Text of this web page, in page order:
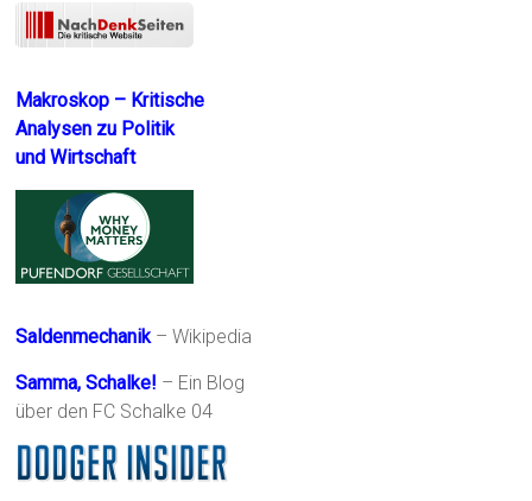
Makroskop – Kritische
Analysen zu Politik
und Wirtschaft
Saldenmechanik– Wikipedia
Samma, Schalke! – Ein Blog
über den FC Schalke 04